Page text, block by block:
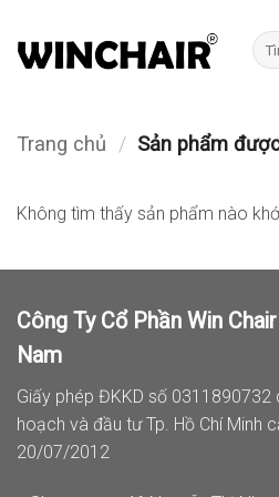
qua
Tìm
kiếm:
Trang chủ / Sản phẩm
Không tìm thấy sản phẩm nào
Công Ty Cổ Phần Win
Nam
Giấy phép ĐKKD số 0311890732
hoạch và đầu tư Tp. Hồ Chí Minh
20/07/2012